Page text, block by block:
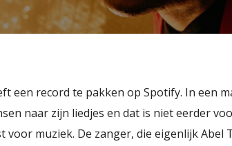
een record te pakken op Spotify. In een
naar zijn liedjes en dat is niet eerder
voor muziek. De zanger, die eigenlijk Abel